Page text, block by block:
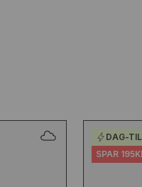
DAG-
SPAR